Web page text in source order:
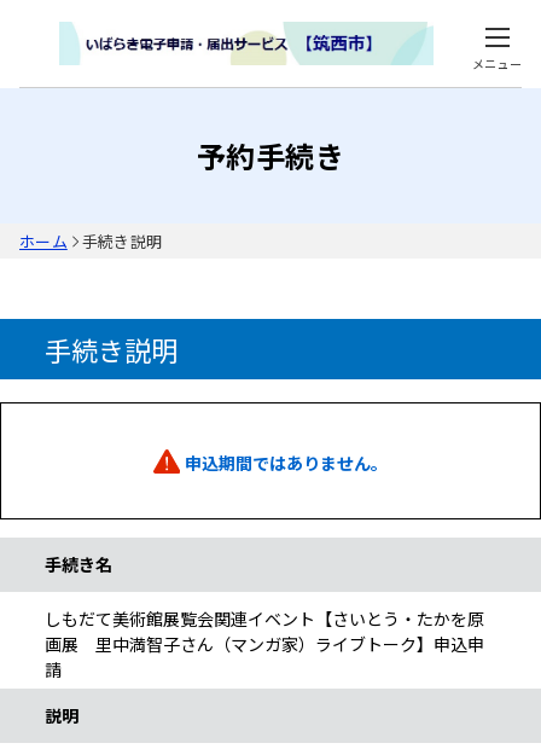
メニュー
予約手続き
ホーム 手続き説明
手続き説明
申込期間ではありません。
手続き名
しもだて美術館展覧会関連イベント【さいとう・たかを原
画展 里中満智子さん（マンガ家）ライブトーク】申込申
請
説明